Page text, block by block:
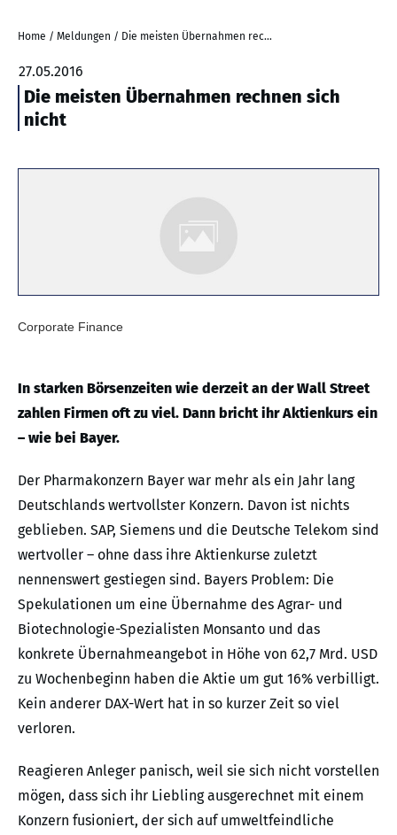
Home / Meldungen / Die meisten Übernahmen rechnen sich nicht
27.05.2016
Die meisten Übernahmen rechnen sich
nicht
Corporate Finance
In starken Börsenzeiten wie derzeit an der Wall Street
zahlen Firmen oft zu viel. Dann bricht ihr Aktienkurs ein
– wie bei Bayer.
Der Pharmakonzern Bayer war mehr als ein Jahr lang
Deutschlands wertvollster Konzern. Davon ist nichts
geblieben. SAP, Siemens und die Deutsche Telekom sind
wertvoller – ohne dass ihre Aktienkurse zuletzt
nennenswert gestiegen sind. Bayers Problem: Die
Spekulationen um eine Übernahme des Agrar- und
Biotechnologie-Spezialisten Monsanto und das
konkrete Übernahmeangebot in Höhe von 62,7 Mrd. USD
zu Wochenbeginn haben die Aktie um gut 16% verbilligt.
Kein anderer DAX-Wert hat in so kurzer Zeit so viel
verloren.
Reagieren Anleger panisch, weil sie sich nicht vorstellen
mögen, dass sich ihr Liebling ausgerechnet mit einem
Konzern fusioniert, der sich auf umweltfeindliche